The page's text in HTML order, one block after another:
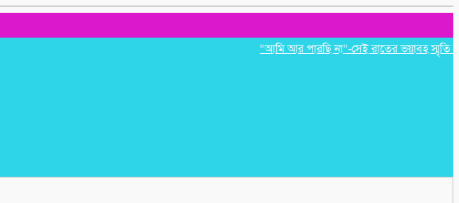
“আমি আর পারছি না”-সেই রাতের ভয়াবহ স্মৃতি